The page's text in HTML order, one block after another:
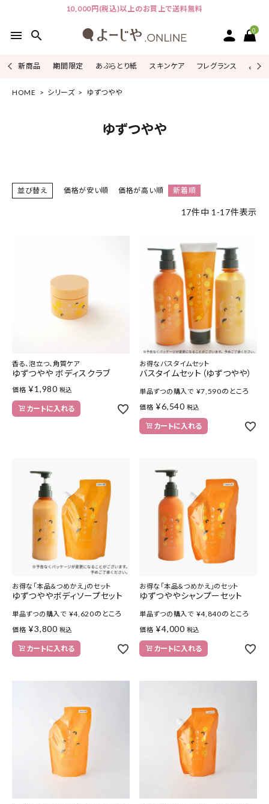
10,000円(税込)以上のお買上で送料無料
menu search 0
新商品 期間限定 あぶらとり紙 スキンケア フレグランス よじ
ACCOUNT MENU
カテゴリーから探す
お客さま向け窓口(お問い合わせ)
企業さま向け窓口
店舗情報
HOME シリーズ ゆずつやや
ゆずつやや
並び替え 価格が安い順 価格が高い順 新着順
17件中 1 -17件表示
香る、泡立つ、角質ケア
ゆずつやや ボディスクラブ
価格 ¥1,980 税込
カートに入れる
お得なバスタイムセット
バスタイムセット（ゆずつやや）
単品ずつの購入で ¥7,590のところ
価格 ¥6,540 税込
カートに入れる
お得な「本品＆つめかえ」のセット
ゆずつややボディソープセット
単品ずつの購入で ¥4,620のところ
価格 ¥3,800 税込
カートに入れる
お得な「本品＆つめかえ」のセット
ゆずつややシャンプーセット
単品ずつの購入で ¥4,840のところ
価格 ¥4,000 税込
カートに入れる